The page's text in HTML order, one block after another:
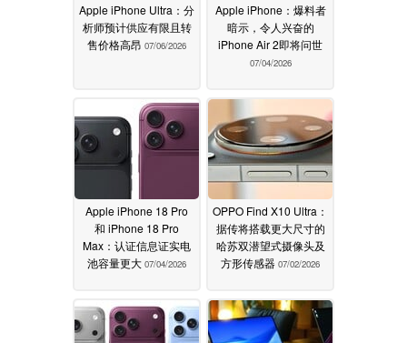
Apple iPhone Ultra：分
析师预计供应有限且转
售价格高昂 07/06/2026
Apple iPhone：爆料者
暗示，令人兴奋的
iPhone Air 2即将问世
07/04/2026
Apple iPhone 18 Pro
和 iPhone 18 Pro
Max：认证信息证实电
池容量更大 07/04/2026
OPPO Find X10 Ultra：
据传将搭载更大尺寸的
哈苏双潜望式摄像头及
方形传感器 07/02/2026